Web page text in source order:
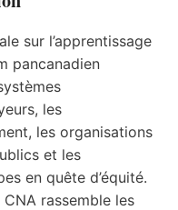
sur l’apprentissage
pancanadien
les
les organisations
et les
en quête d’équité.
rassemble les